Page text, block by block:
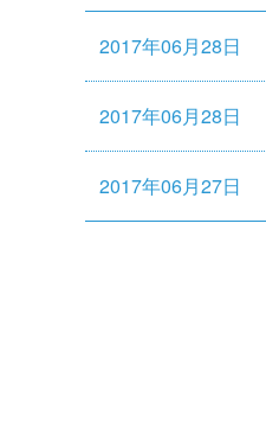
2017年06月28日
2017年06月28日
2017年06月27日